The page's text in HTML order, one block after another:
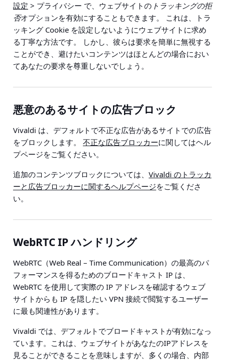
設定 > プライバシー で、ウェブサイトの トラッキングの拒
否オプションを有効にすることもできます。 これは、トラ
ッキング Cookie を設定しないようにウェブサイトに求め
る丁寧な方法です。 しかし、彼らは要求を簡単に無視する
ことができ、避けたいコンテンツはほとんどの場合におい
てあなたの要求を尊重しないでしょう。
悪意のあるサイトの広告ブロック
Vivaldi は、デフォルトで不正な広告があるサイトでの広告
をブロックします。 不正な広告ブロッカーに関してはヘル
プページをご覧ください。
追加のコンテンツブロックについては、 Vivaldi のトラッカ
ーと広告ブロッカーに関するヘルプページをご覧くださ
い。
WebRTC IP ハンドリング
WebRTC（Web Real – Time Communication）の最高のパ
フォーマンスを得るためのブロードキャスト IP は、
WebRTC を使用して実際の IP アドレスを確認するウェブ
サイトからも IP を隠したい VPN 接続で閲覧するユーザー
に最も関連性があります。
Vivaldi では、デフォルトでブロードキャストが有効になっ
ています。これは、ウェブサイトがあなたのIPアドレスを
見ることができることを意味しますが、多くの場合、内部